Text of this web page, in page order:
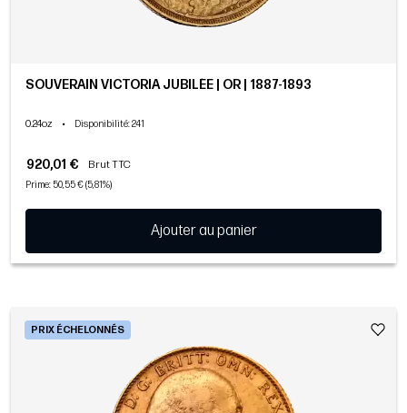
SOUVERAIN VICTORIA JUBILÉE | OR | 1887-1893
0.24oz • Disponibilité: 241
920,01 € Brut TTC
Prime: 50,55 € (5,81%)
Ajouter au panier
PRIX ÉCHELONNÉS